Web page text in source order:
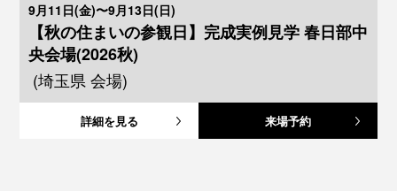
9月11日(金)〜9月13日(日)
【秋の住まいの参観日】完成実例見学 春日部中
央会場(2026秋)
(埼玉県 会場)
詳細を見る 来場予約